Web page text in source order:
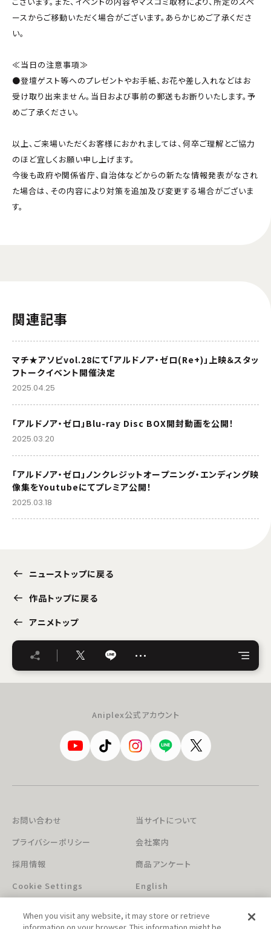
ースからご移動いただく場合がございます。あらかじめご了承くださ
い。
≪当日の注意事項≫
●登壇ゲスト等へのプレゼントやお手紙、お花や差し入れなどはお
受け取り出来ません。当日および事前の郵送もお断りいたします。予
めご了承ください。
以上、ご来場いただくお客様におかれましては、何卒ご理解とご協力
のほど宜しくお願い申し上げます。
今後も政府や関係省庁、自治体などからの新たな情報発表がなされ
た場合は、その内容により対策を追加及び変更する場合がございま
す。
関連記事
マチ★アソビvol.28にて「アルドノア・ゼロ(Re+)」上映＆スタッ
フトークイベント開催決定
2025.04.25
「アルドノア・ゼロ」Blu-ray Disc BOX開封動画を公開！
2025.03.20
「アルドノア・ゼロ」ノンクレジットオープニング・エンディング映
像集をYoutubeにてプレミア公開！
2025.03.18
ニューストップに戻る
作品トップに戻る
アニメトップ
…
Aniplex公式アカウント
お問い合わせ
当サイトについて
プライバシーポリシー
会社案内
採用情報
商品アンケート
Cookie Settings
English
When you visit any website, it may store or retrieve